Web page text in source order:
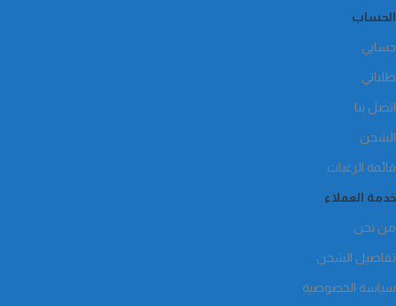
الحساب
حسابي
طلباتي
اتصل بنا
الشحن
قائمة الرغبات
خدمة العملاء
من نحن
تفاصيل الشحن
سياسة الخصوصية